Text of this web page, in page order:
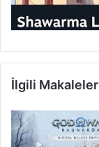
İlgili Makaleler